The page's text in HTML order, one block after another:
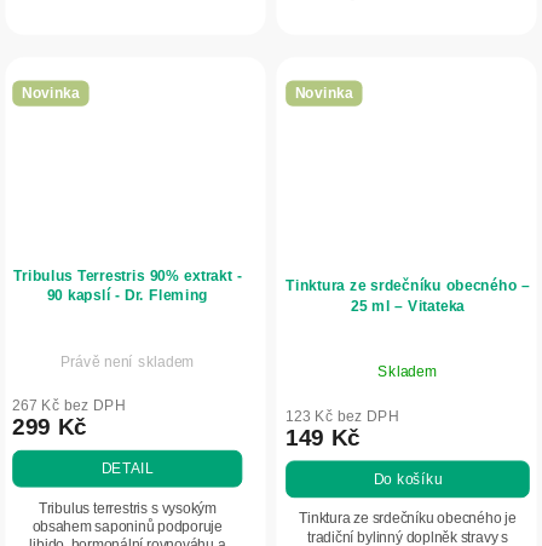
Novinka
Tribulus Terrestris 90% extrakt -
90 kapslí - Dr. Fleming
Právě není skladem
267 Kč bez DPH
299 Kč
DETAIL
Tribulus terrestris s vysokým
obsahem saponinů podporuje
Novinka
Tinktura ze srdečníku obecného –
25 ml – Vitateka
Skladem
123 Kč bez DPH
149 Kč
Do košíku
Tinktura ze srdečníku obecného je
tradiční bylinný doplněk stravy s